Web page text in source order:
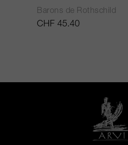
Barons de Rothschild
CHF 45.40